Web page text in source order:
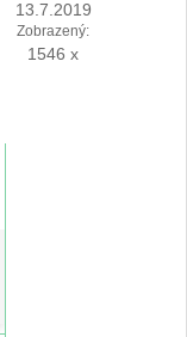
13.7.2019
Zobrazený:
1546 x